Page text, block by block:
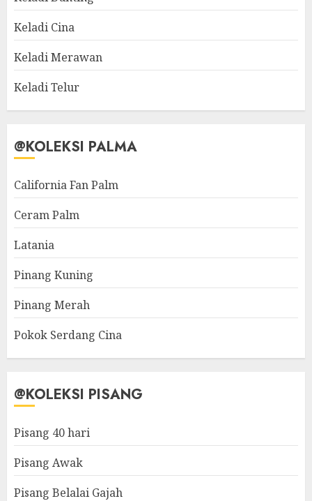
Keladi Cina
Keladi Merawan
Keladi Telur
@KOLEKSI PALMA
California Fan Palm
Ceram Palm
Latania
Pinang Kuning
Pinang Merah
Pokok Serdang Cina
@KOLEKSI PISANG
Pisang 40 hari
Pisang Awak
Pisang Belalai Gajah